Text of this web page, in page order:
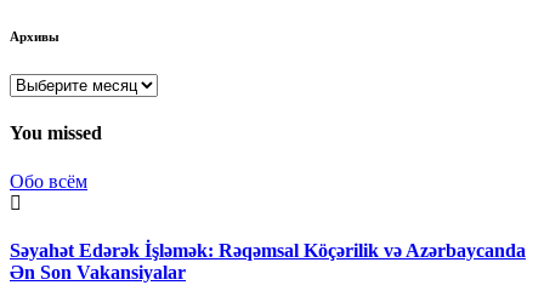
Архивы
Архивы
You missed
Обо всём
Səyahət Edərək İşləmək: Rəqəmsal Köçərilik və Azərbaycanda
Ən Son Vakansiyalar